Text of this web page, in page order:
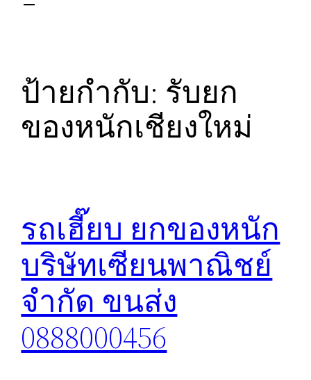
ป้ายกำกับ: รับยก
ของหนักเชียงใหม่
รถเฮี๊ยบ ยกของหนัก
บริษัทเซียนพาณิชย์
จำกัด ขนส่ง
0888000456